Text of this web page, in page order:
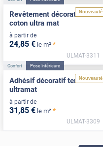
Nouveauté
Revêtement décoratif blanc
coton ultra mat
à partir de
24,85 € le m² *
ULMAT-3311
Nouveauté
Confort Pose Intérieure
Adhésif décoratif terracotta
ultramat
à partir de
31,85 € le m² *
ULMAT-3309